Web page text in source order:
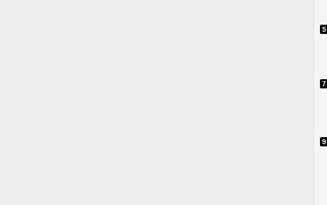
5
7
9